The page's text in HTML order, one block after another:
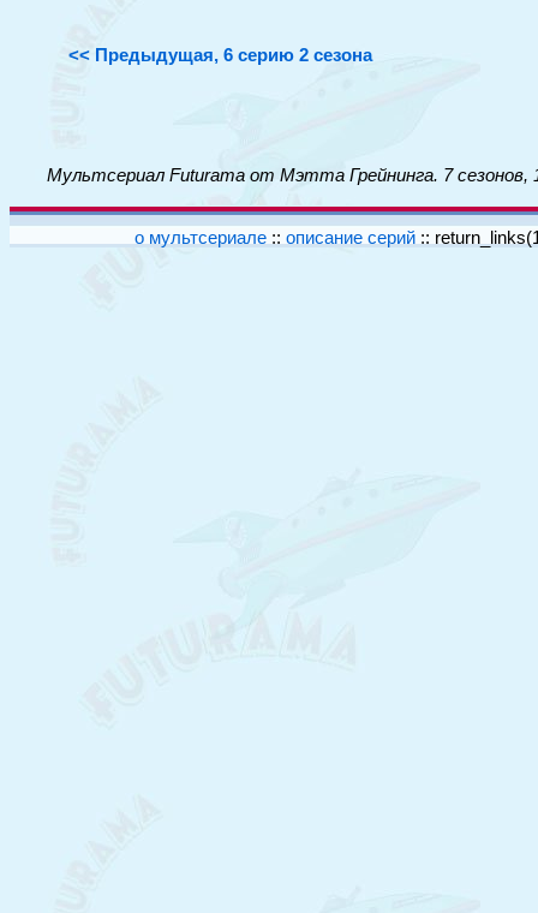
<< Предыдущая, 6 серию 2 сезона
Мультсериал Futurama от Мэтта Грейнинга. 7
о мультсериале :: описание серий ::